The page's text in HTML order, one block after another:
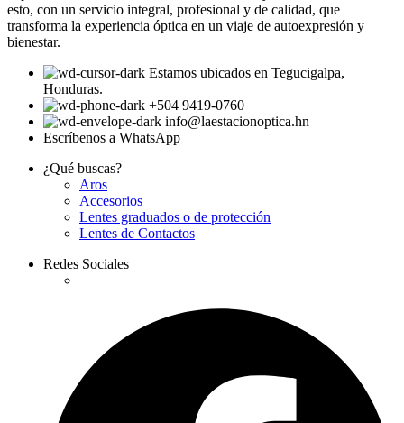
esto, con un servicio integral, profesional y de calidad, que
transforma la experiencia óptica en un viaje de autoexpresión y
bienestar.
Estamos ubicados en Tegucigalpa,
Honduras.
+504 9419-0760
info@laestacionoptica.hn
Escríbenos a WhatsApp
¿Qué buscas?
Aros
Accesorios
Lentes graduados o de protección
Lentes de Contactos
Redes Sociales